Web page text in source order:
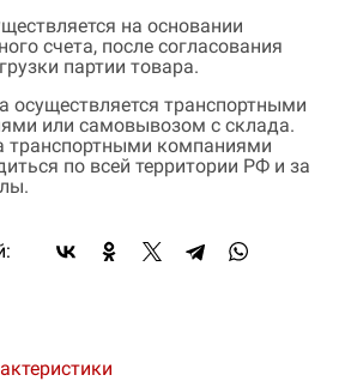
на основании
счета, после согласования
партии товара.
осуществляется транспортными
или самовывозом с склада.
транспортными компаниями
по всей территории РФ и за